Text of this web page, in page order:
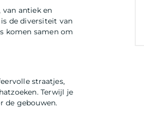
van antiek en
de diversiteit van
komen samen om
straatjes,
Terwijl je
de gebouwen.